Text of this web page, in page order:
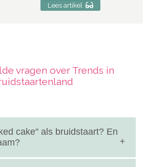
Lees artikel
vragen over Trends in
cake" als bruidstaart? En